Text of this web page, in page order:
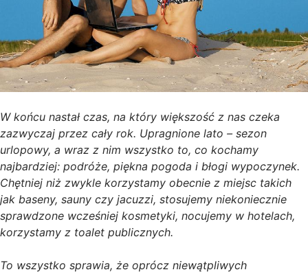
W końcu nastał czas, na który większość z nas czeka
zazwyczaj przez cały rok. Upragnione lato – sezon
urlopowy, a wraz z nim wszystko to, co kochamy
najbardziej: podróże, piękna pogoda i błogi wypoczynek.
Chętniej niż zwykle korzystamy obecnie z miejsc takich
jak baseny, sauny czy jacuzzi, stosujemy niekoniecznie
sprawdzone wcześniej kosmetyki, nocujemy w hotelach,
korzystamy z toalet publicznych.
To wszystko sprawia, że oprócz niewątpliwych